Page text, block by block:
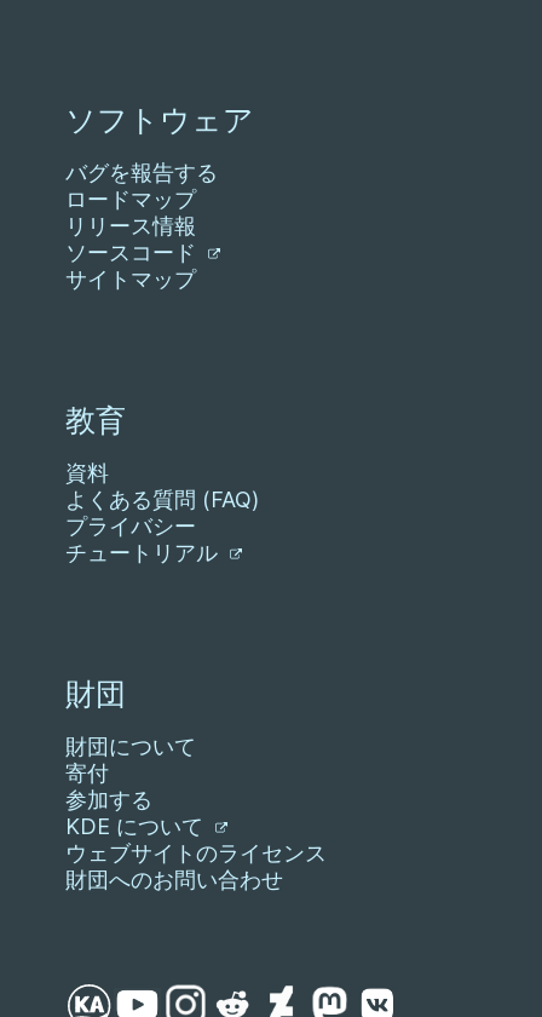
ソフトウェア
バグを報告する
ロードマップ
リリース情報
ソースコード
サイトマップ
教育
資料
よくある質問 (FAQ)
プライバシー
チュートリアル
財団
財団について
寄付
参加する
KDE について
ウェブサイトのライセンス
財団へのお問い合わせ